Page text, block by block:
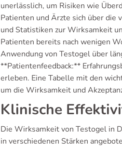
unerlässlich, um Risiken wie
Patienten und Ärzte sich über die
und Statistiken zur Wirksamkeit
Patienten bereits nach wenigen
Anwendung von Testogel über
**Patientenfeedback:**
erleben. Eine Tabelle mit den
um die Wirksamkeit und
Klinische
Die Wirksamkeit von Testogel in
in verschiedenen Stärken